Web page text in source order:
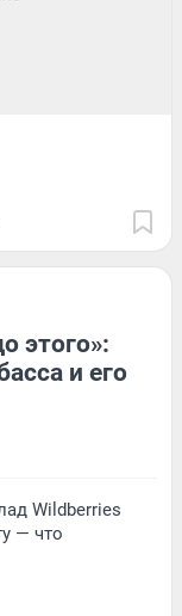
этого»:
и его
Wildberries
— что